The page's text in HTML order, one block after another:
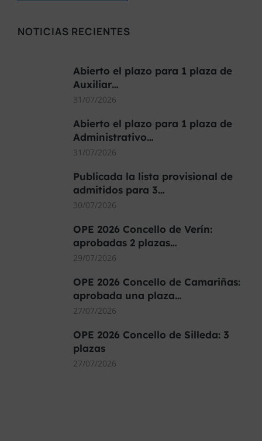
NOTICIAS RECIENTES
Abierto el plazo para 1 plaza de
Auxiliar…
31/07/2026
Abierto el plazo para 1 plaza de
Administrativo…
31/07/2026
Publicada la lista provisional de
admitidos para 3…
30/07/2026
OPE 2026 Concello de Verín:
aprobadas 2 plazas…
29/07/2026
OPE 2026 Concello de Camariñas:
aprobada una plaza…
27/07/2026
OPE 2026 Concello de Silleda: 3
plazas
27/07/2026